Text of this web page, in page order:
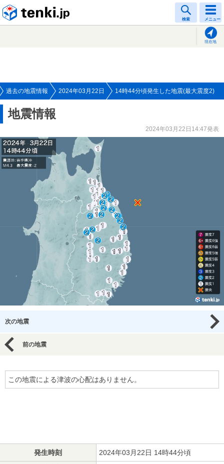
検索 メニュー
現在地
過去の地震情報 2024年03月22日 14時44分頃発生した地震(最大震度2)
地震情報
2024年03月22日14:47発表
次の地震
前の地震
この地震による津波の心配はありません。
発生時刻 2024年03月22日 14時44分頃